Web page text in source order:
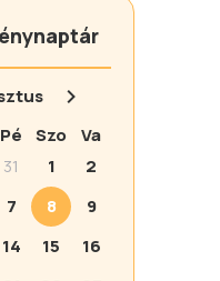
Pé Szo
Va
31 1
2
7 8
9
14 15
16